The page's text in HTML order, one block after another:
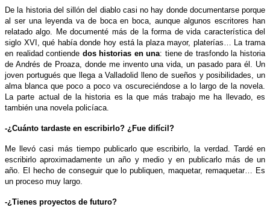
De la historia del sillón del diablo casi no hay donde documentarse porque
al ser una leyenda va de boca en boca, aunque algunos escritores han
relatado algo. Me documenté más de la forma de vida característica del
siglo XVI, qué había donde hoy está la plaza mayor, platerías… La trama
en realidad contiende dos historias en una: tiene de trasfondo la historia
de Andrés de Proaza, donde me invento una vida, un pasado para él. Un
joven portugués que llega a Valladolid lleno de sueños y posibilidades, un
alma blanca que poco a poco va oscureciéndose a lo largo de la novela.
La parte actual de la historia es la que más trabajo me ha llevado, es
también una novela policíaca.
-¿Cuánto tardaste en escribirlo? ¿Fue difícil?
Me llevó casi más tiempo publicarlo que escribirlo, la verdad. Tardé en
escribirlo aproximadamente un año y medio y en publicarlo más de un
año. El hecho de conseguir que lo publiquen, maquetar, remaquetar… Es
un proceso muy largo.
-¿Tienes proyectos de futuro?